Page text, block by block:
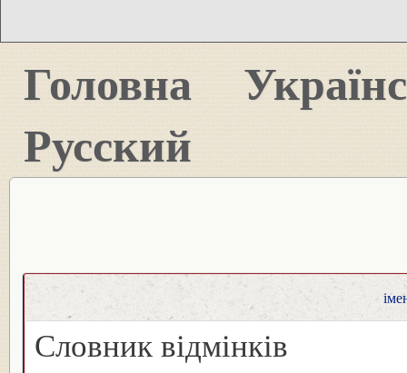
Головна
Русский
Словник відмінків